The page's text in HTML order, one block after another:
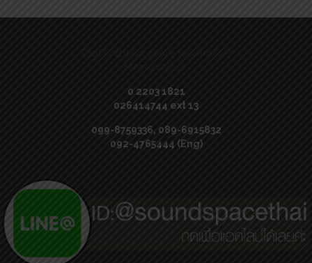
0 2203 1821
026414744 ext 13
099-8759336, 089-6915832
092-4765444 (Eng)